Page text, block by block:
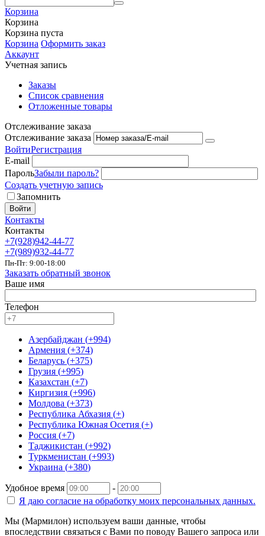
Корзина
Корзина
Корзина пуста
Корзина Оформить заказ
Аккаунт
Учетная запись
Заказы
Список сравнения
Отложенные товары
Отслеживание заказа
Отслеживание заказа
ВойтиРегистрация
E-mail
ПарольЗабыли пароль?
Создать учетную запись
Запомнить
Войти
Контакты
Контакты
+7(928)942-44-77
+7(989)932-44-77
Пн-Пт: 9:00-18:00
Заказать обратный звонок
Ваше имя
Телефон
Азербайджан (+994)
Армения (+374)
Беларусь (+375)
Грузия (+995)
Казахстан (+7)
Киргизия (+996)
Молдова (+373)
Республика Абхазия (+)
Республика Южная Осетия (+)
Россия (+7)
Таджикистан (+992)
Туркменистан (+993)
Украина (+380)
Удобное время
-
Я даю согласие на обработку моих персональных данных.
Мы (Мармилон) используем ваши данные, чтобы
впоследствии связаться с Вами по поводу Вашего запроса или